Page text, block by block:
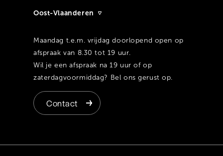
Oost-Vlaanderen
Maandag t.e.m. vrijdag doorlopend open op
afspraak van 8.30 tot 19 uur.
Wil je een afspraak na 19 uur of op
zaterdagvoormiddag? Bel ons gerust op.
Contact